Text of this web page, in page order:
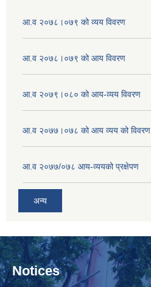
आ.व २०७८।०७९ को व्यय विवरण
आ.व २०७८।०७९ को आय विवरण
आ.व २०७९।०८० को आय-व्यय विवरण
आ.व २०७७।०७८ को आय व्यय को विवरण
आ.व २०७७/०७८ आय-व्ययको प्रक्षेपण
अन्य
Notices